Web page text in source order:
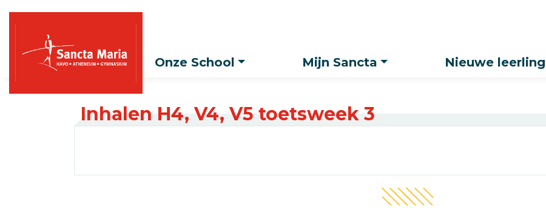
Onze School Mijn Sancta Nieuwe leerling
Inhalen H4, V4, V5 toetsweek 3